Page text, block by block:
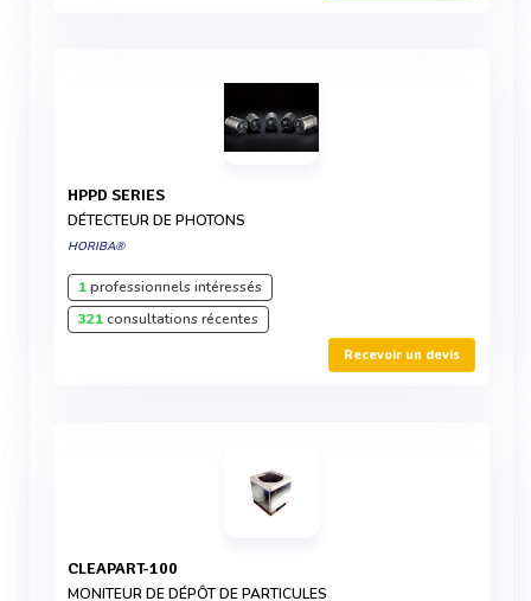
HPPD SERIES
DÉTECTEUR DE PHOTONS
HORIBA®
1professionnels intéressés
321consultations récentes
Recevoir un devis
CLEAPART-100
MONITEUR DE DÉPÔT DE PARTICULES